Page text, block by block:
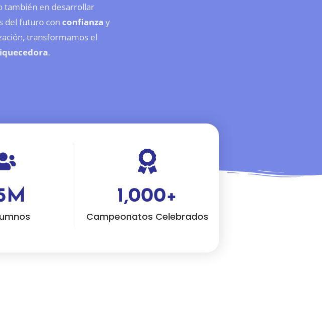
también en desarrollar
del futuro con confianza y
transformamos el
.
M
Campeonatos Celebrados
1,000+